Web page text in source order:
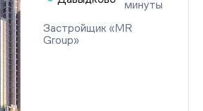
минуты
Застройщик «MR
Group»